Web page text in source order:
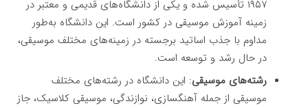
۱۹۵۷ تأسیس شده و یکی از دانشگاه‌های قدیمی و معتبر در
زمینه آموزش موسیقی در کشور است. این دانشگاه به‌طور
مداوم با جذب اساتید برجسته در زمینه‌های مختلف موسیقی،
در حال رشد و توسعه است.
رشته‌های موسیقی: این دانشگاه در رشته‌های مختلف
موسیقی از جمله آهنگسازی، نوازندگی، موسیقی کلاسیک، جاز